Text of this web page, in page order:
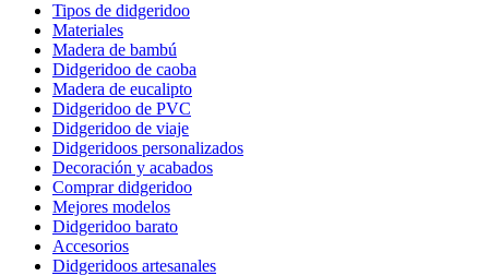
Tipos de didgeridoo
Materiales
Madera de bambú
Didgeridoo de caoba
Madera de eucalipto
Didgeridoo de PVC
Didgeridoo de viaje
Didgeridoos personalizados
Decoración y acabados
Comprar didgeridoo
Mejores modelos
Didgeridoo barato
Accesorios
Didgeridoos artesanales